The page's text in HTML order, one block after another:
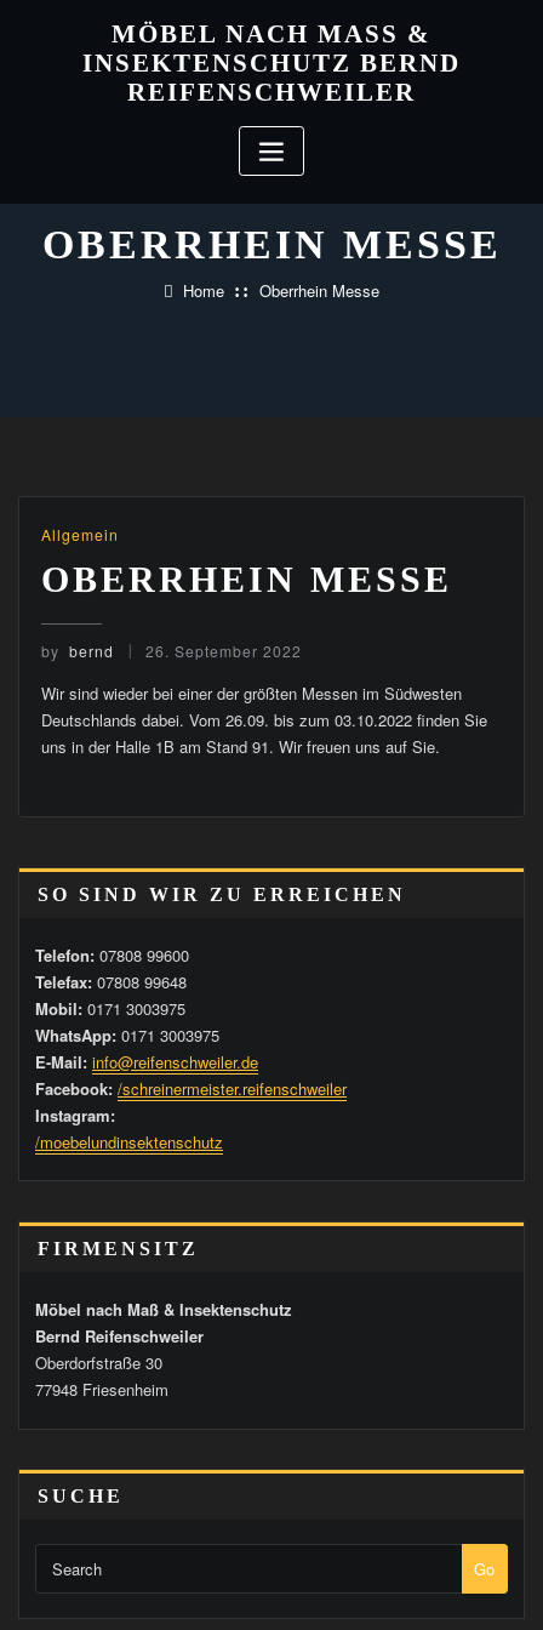
MÖBEL NACH MASS & I
NSEKTENSCHUTZ BERND R
EIFENSCHWEILER
OBERRHEIN MESSE
Home Oberrhein Messe
Allgemein
OBERRHEIN MESSE
by bernd 26. September 2022
Wir sind wieder bei einer der größten Messen im Südwesten
Deutschlands dabei. Vom 26.09. bis zum 03.10.2022 finden Sie
uns in der Halle 1B am Stand 91. Wir freuen uns auf Sie.
SO SIND WIR ZU ERREICHEN
Telefon: 07808 99600
Telefax: 07808 99648
Mobil: 0171 3003975
WhatsApp: 0171 3003975
E-Mail: info@reifenschweiler.de
Facebook: /schreinermeister.reifenschweiler
Instagram:
/moebelundinsektenschutz
FIRMENSITZ
Möbel nach Maß & Insektenschutz
Bernd Reifenschweiler
Oberdorfstraße 30
77948 Friesenheim
SUCHE
Go